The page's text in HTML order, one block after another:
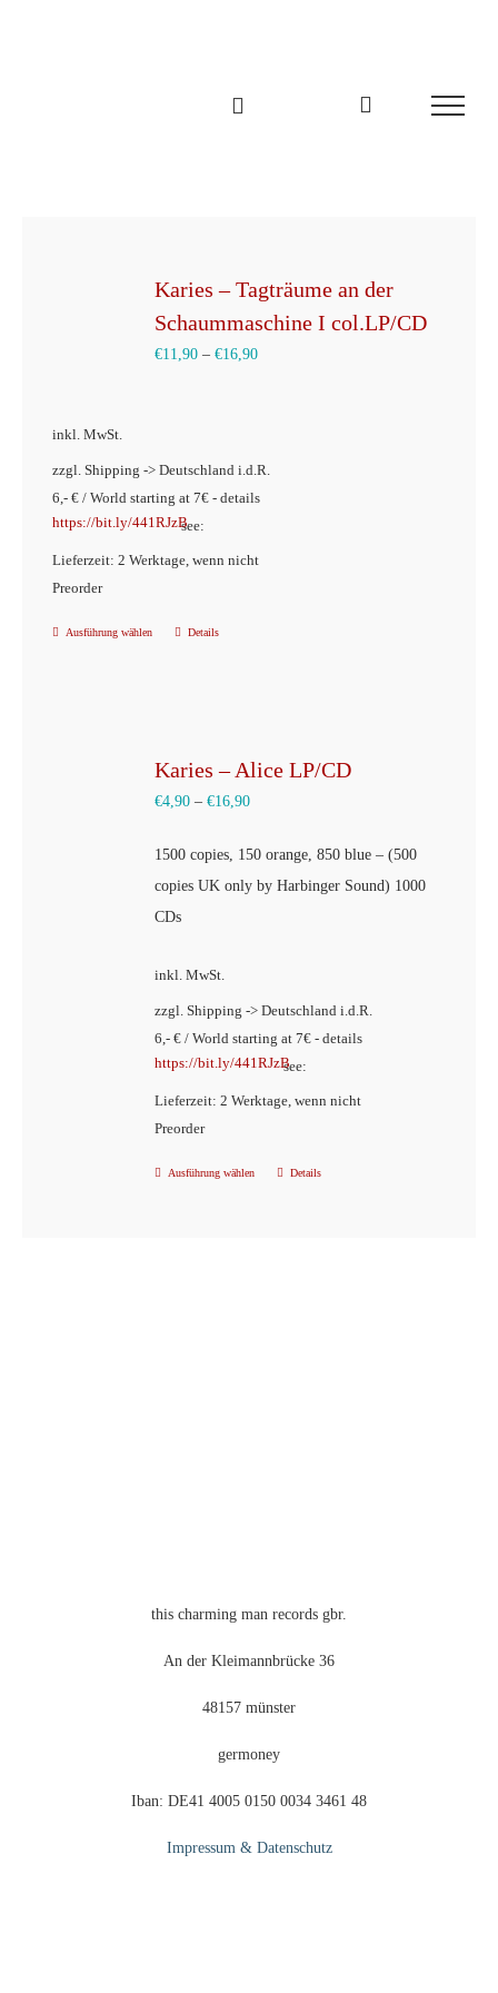
Karies – Tagträume an der
Schaummaschine I col.LP/CD
€11,90 –€16,90
inkl. MwSt.
zzgl. Shipping -> Deutschland i.d.R.
6,- € / World starting at 7€ - details
see:
https://bit.ly/441RJzB
Lieferzeit: 2 Werktage, wenn nicht
Preorder
Ausführung wählen
Dieses
Varianten
auf.
Optionen
können
auf
Produktseite
gewählt
werden
Details
Karies – Alice LP/CD
€4,90 –€16,90
1500 copies, 150 orange, 850 blue – (500
copies UK only by Harbinger Sound) 1000
CDs
inkl. MwSt.
zzgl. Shipping -> Deutschland i.d.R.
6,- € / World starting at 7€ - details
see:
https://bit.ly/441RJzB
Lieferzeit: 2 Werktage, wenn nicht
Preorder
Ausführung wählen
Dieses
Details
this charming man records gbr.
An der Kleimannbrücke 36
48157 münster
germoney
Iban: DE41 4005 0150 0034 3461 48
Impressum & Datenschutz